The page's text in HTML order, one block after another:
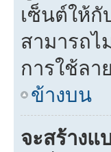
เซ็นต์ให้
สามารถไ
การใช้ล
ข้างบน
จะสร้างแ